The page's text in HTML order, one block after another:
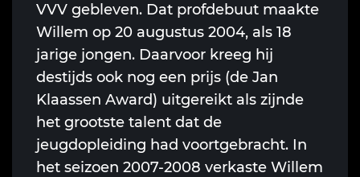
VVV gebleven. Dat profdebuut maakte
Willem op 20 augustus 2004, als 18
jarige jongen. Daarvoor kreeg hij
destijds ook nog een prijs (de Jan
Klaassen Award) uitgereikt als zijnde
het grootste talent dat de
jeugdopleiding had voortgebracht. In
het seizoen 2007-2008 verkaste Willem